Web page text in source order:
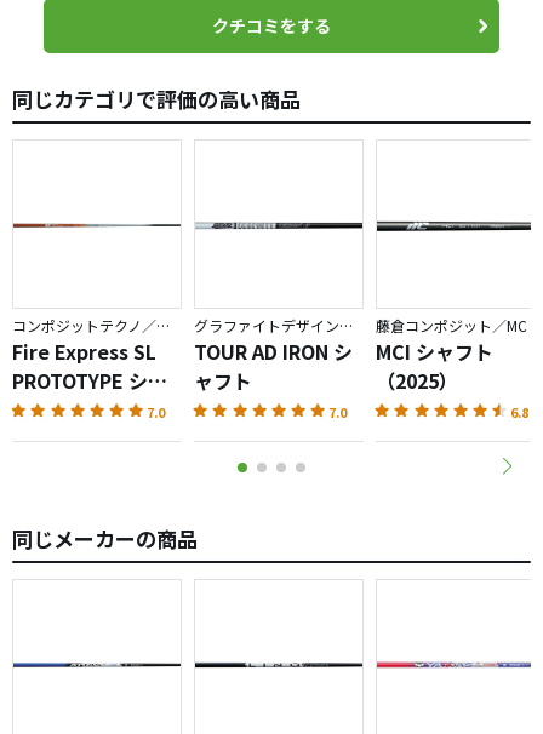
クチコミをする
同じカテゴリで評価の高い商品
コンポジットテクノ／ファイアーエクスプレス
Fire Express SL
PROTOTYPE シャ
フト
7.0
グラファイトデザイン／TOUR AD
TOUR AD IRON シ
ャフト
7.0
藤倉コンポジット／MC
MCI シャフト
（2025）
6.8
同じメーカーの商品